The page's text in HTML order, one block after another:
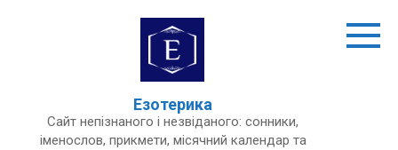
Езотерика
Сайт непізнаного і незвіданого: сонники,
іменослов, прикмети, місячний календар та